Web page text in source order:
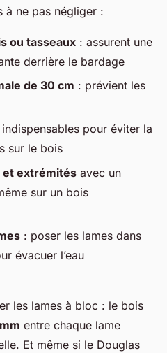
à ne pas négliger :
ou tasseaux : assurent une
derrière le bardage
de 30 cm : prévient les
indispensables pour éviter la
sur le bois
et extrémités avec un
sur un bois
: poser les lames dans
évacuer l’eau
les lames à bloc : le bois
entre chaque lame
Et même si le Douglas